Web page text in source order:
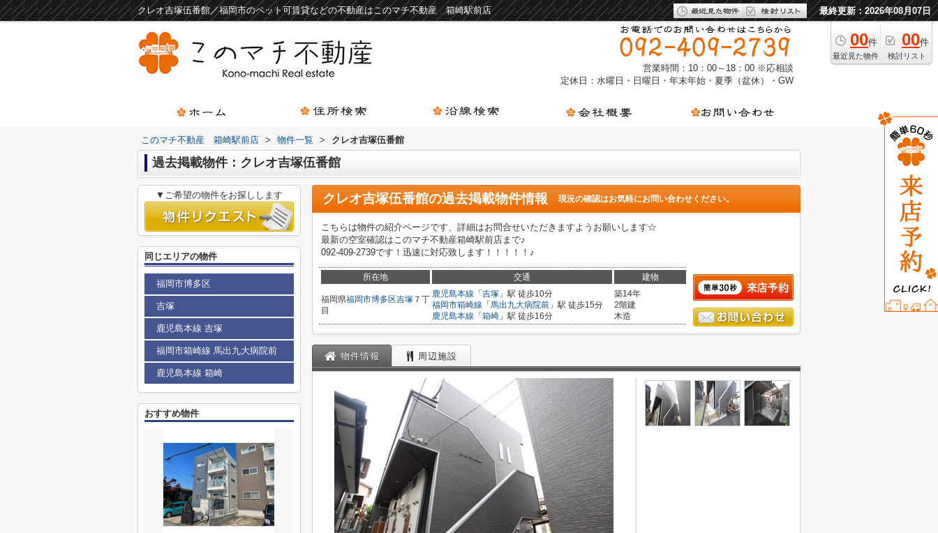
クレオ吉塚伍番館／福岡市のペット可賃貸などの不動産はこのマチ不動産 箱崎駅前店 最終更新：2026年08月07日
00件
最近見た物件
00件
検討リスト
営業時間：10：00～18：00 ※応相談
定休日：水曜日・日曜日・年末年始・夏季（盆休）・GW
このマチ不動産 箱崎駅前店 > 物件一覧 > クレオ吉塚伍番館
過去掲載物件：クレオ吉塚伍番館
クレオ吉塚伍番館の過去掲載物件情報 現況の確認はお気軽にお問い合わせください。
こちらは物件の紹介ページです、詳細はお問合せいただきますようお願いします☆
最新の空室確認はこのマチ不動産箱崎駅前店まで♪
092-409-2739です！迅速に対応致します！！！！！♪
所在地 交通 建物
福岡県福岡市博多区吉塚 ７丁
目
鹿児島本線 「 吉塚 」駅 徒歩10分
福岡市箱崎線 「 馬出九大病院前 」駅 徒歩15分
鹿児島本線 「 箱崎 」駅 徒歩16分
築14年
2階建
木造
物件情報 周辺施設
▼ご希望の物件をお探しします
同じエリアの物件
福岡市博多区
吉塚
鹿児島本線 吉塚
福岡市箱崎線 馬出九大病院前
鹿児島本線 箱崎
おすすめ物件